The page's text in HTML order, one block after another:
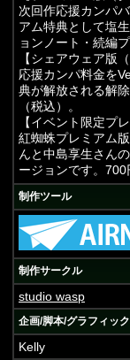
次回作応援カンパ
アム特典として塩
ョンノート・続編
【シェアウェア版
応援カンパ料金を
典が解放される解
（税込）。
【イベント限定プ
紅蜘蛛プレミアム
んと中島享生さん
ージョンです。700
制作ツール
制作サークル
studio wasp
企画/脚本/グラフィッ
Kelly